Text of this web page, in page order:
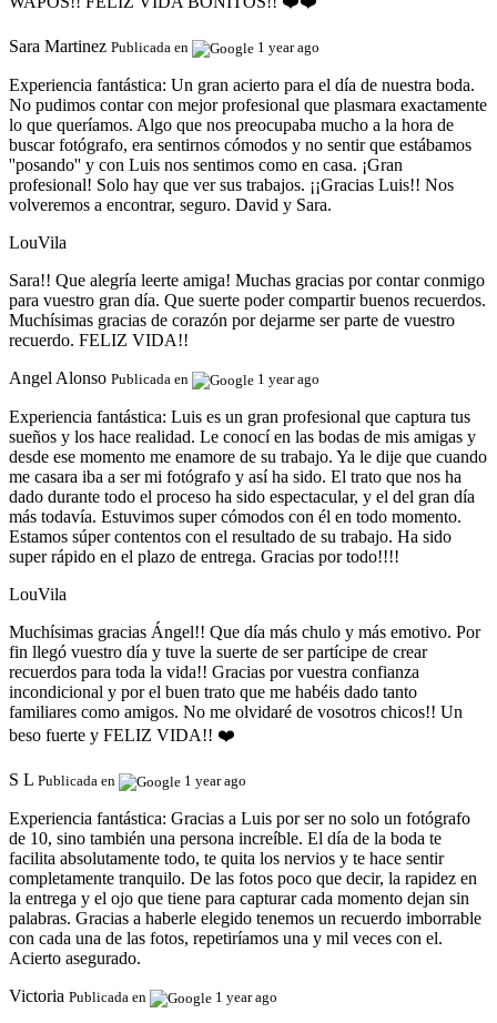
Sara Martinez Publicada en 1 year ago
Experiencia fantástica: Un gran acierto para el día de nuestra boda.
No pudimos contar con mejor profesional que plasmara exactamente
lo que queríamos. Algo que nos preocupaba mucho a la hora de
buscar fotógrafo, era sentirnos cómodos y no sentir que estábamos
''posando'' y con Luis nos sentimos como en casa. ¡Gran
profesional! Solo hay que ver sus trabajos. ¡¡Gracias Luis!! Nos
volveremos a encontrar, seguro. David y Sara.
LouVila
Sara!! Que alegría leerte amiga! Muchas gracias por contar conmigo
para vuestro gran día. Que suerte poder compartir buenos recuerdos.
Muchísimas gracias de corazón por dejarme ser parte de vuestro
recuerdo. FELIZ VIDA!!
Angel Alonso Publicada en 1 year ago
Experiencia fantástica: Luis es un gran profesional que captura tus
sueños y los hace realidad. Le conocí en las bodas de mis amigas y
desde ese momento me enamore de su trabajo. Ya le dije que cuando
me casara iba a ser mi fotógrafo y así ha sido. El trato que nos ha
dado durante todo el proceso ha sido espectacular, y el del gran día
más todavía. Estuvimos super cómodos con él en todo momento.
Estamos súper contentos con el resultado de su trabajo. Ha sido
super rápido en el plazo de entrega. Gracias por todo!!!!
LouVila
Muchísimas gracias Ángel!! Que día más chulo y más emotivo. Por
fin llegó vuestro día y tuve la suerte de ser partícipe de crear
recuerdos para toda la vida!! Gracias por vuestra confianza
incondicional y por el buen trato que me habéis dado tanto
familiares como amigos. No me olvidaré de vosotros chicos!! Un
beso fuerte y FELIZ VIDA!! ❤️
S L Publicada en 1 year ago
Experiencia fantástica: Gracias a Luis por ser no solo un fotógrafo
de 10, sino también una persona increíble. El día de la boda te
facilita absolutamente todo, te quita los nervios y te hace sentir
completamente tranquilo. De las fotos poco que decir, la rapidez en
la entrega y el ojo que tiene para capturar cada momento dejan sin
palabras. Gracias a haberle elegido tenemos un recuerdo imborrable
con cada una de las fotos, repetiríamos una y mil veces con el.
Acierto asegurado.
Victoria Publicada en 1 year ago